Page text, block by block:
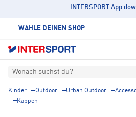
INTERSPORT App
WÄHLE DEINEN SHOP
Wonach suchst du?
Kinder Outdoor Urban Outdoor
Kappen